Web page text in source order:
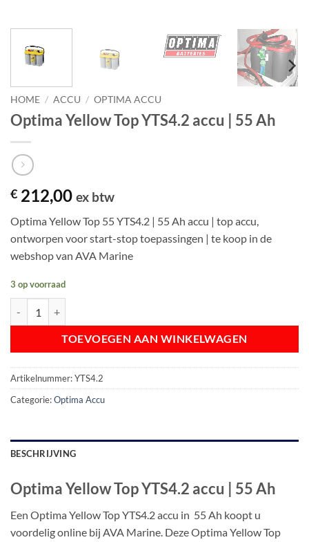
HOME / ACCU / OPTIMA ACCU
Optima Yellow Top YTS4.2 accu | 55 Ah
€ 212,00 ex btw
Optima Yellow Top 55 YTS4.2 | 55 Ah accu | top accu,
ontworpen voor start-stop toepassingen | te koop in de
webshop van AVA Marine
3 op voorraad
TOEVOEGEN AAN WINKELWAGEN
Artikelnummer:YTS4.2
Categorie:Optima Accu
BESCHRIJVING
Optima Yellow Top YTS4.2 accu | 55 Ah
Een Optima Yellow Top YTS4.2 accu in 55 Ah koopt u
voordelig online bij AVA Marine. Deze Optima Yellow Top